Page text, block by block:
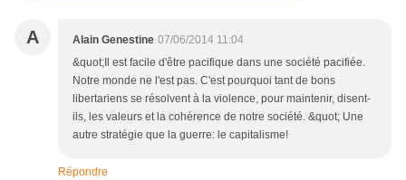
A Alain Genestine 07/06/2014 11:04
&quot;Il est facile d'être pacifique dans une société pacifiée.
Notre monde ne l'est pas. C'est pourquoi tant de bons
libertariens se résolvent à la violence, pour maintenir, disent-
ils, les valeurs et la cohérence de notre société. &quot; Une
autre stratégie que la guerre: le capitalisme!
Répondre